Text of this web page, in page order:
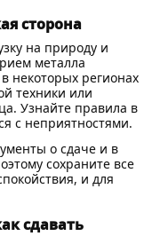
сторона
на природу и
металла
некоторых регионах
техники или
Узнайте правила в
с неприятностями.
о сдаче и в
сохраните все
и для
сдавать